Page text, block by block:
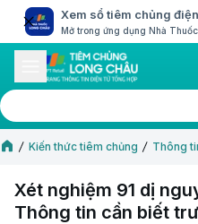
Xem sổ tiêm chủng
Mở trong ứng dụng Nhà
Kiến thức tiêm chủng Thông
Xét nghiệm 91 dị
Thông tin cần biết